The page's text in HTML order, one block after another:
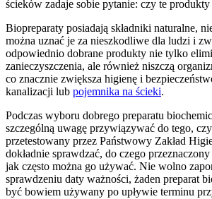
ścieków zadaje sobie pytanie: czy te produkty
Biopreparaty posiadają składniki naturalne,
można uznać je za nieszkodliwe dla ludzi i
odpowiednio dobrane produkty nie tylko
zanieczyszczenia, ale również niszczą
co znacznie zwiększa higienę i
kanalizacji lub pojemnika na ścieki.
Podczas wyboru dobrego preparatu
szczególną uwagę przywiązywać do tego, czy
przetestowany przez Państwowy Zakład
dokładnie sprawdzać, do czego
jak często można go używać. Nie wolno
sprawdzeniu daty ważności, żaden preparat
być bowiem używany po upływie terminu